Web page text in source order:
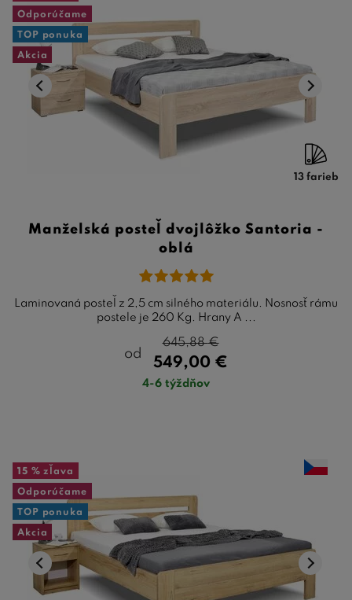
Odporúčame
TOP ponuka
Akcia
13 farieb
Manželská posteľ dvojlôžko Santoria -
oblá
Laminovaná posteľ z 2,5 cm silného materiálu. Nosnosť rámu
postele je 260 Kg. Hrany A ...
od
549,00 €
645,88€
4-6 týždňov
15 % zľava
Odporúčame
TOP ponuka
Akcia